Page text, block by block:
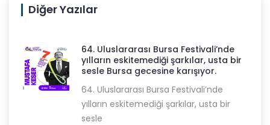
Diğer Yazılar
64. Uluslararası Bursa Festivali’nde
yılların eskitemediği şarkılar, usta bir
sesle Bursa gecesine karışıyor.
64. Uluslararası Bursa Festivali’nde
yılların eskitemediği şarkılar, usta bir
sesle